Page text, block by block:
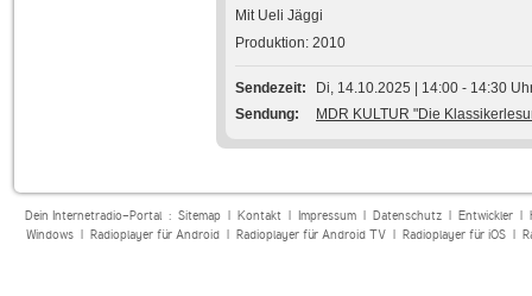
Mit Ueli Jäggi
Produktion: 2010
Sendezeit
Di, 14.10.2025 | 14:00 - 14:30
Sendung
MDR KULTUR "Die
Dein Internetradio-Portal : Sitemap| Kontakt| Impressum| Datenschutz| Entwickler|
Windows| Radioplayer für Android| Radioplayer für Android TV| Radioplayer für iOS|